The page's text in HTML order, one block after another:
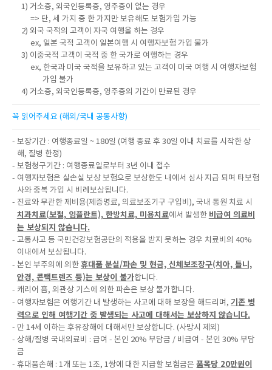
1) 거소증, 외국인등록증, 영주증이 없는 경우
=> 단, 세 가지 중 한 가지만 보유해도 보험가입 가능
2) 외국 국적의 고객이 자국 여행을 하는 경우
ex, 일본 국적 고객이 일본여행 시 여행자보험 가입 불가
3) 이중국적 고객이 국적 중 한 국가로 여행하는 경우
ex, 한국과 미국 국적을 보유하고 있는 고객이 미국 여행 시 여행자보험
가입 불가
4) 거소증, 외국인등록증, 영주증의 기간이 만료된 경우
꼭 읽어주세요 (해외/국내 공통사항)
- 보장기간 : 여행종료일 ~ 180일 (여행 종료 후 30일 이내 치료를 시작한 상
해, 질병 한정)
- 보험청구기간 : 여행종료일로부터 3년 이내 접수
- 여행자보험은 실손실 보상 보험으로 보상한도 내에서 심사 지급 되며 타보험
사와 중복 가입 시 비례보상됩니다.
- 진료와 무관한 제비용(제증명료, 의료보조기구 구입비), 국내 통원 치료 시
치과치료(보철, 임플란트), 한방치료, 미용치료에서 발생한 비급여 의료비
는 보상되지 않습니다.
- 교통사고 등 국민건강보험공단의 적용을 받지 못하는 경우 치료비의 40%
이내에서 보상됩니다.
- 본인 부주의에 의한휴대품 분실/파손 및 현금, 신체보조장구(치아, 틀니,
안경, 콘택트렌즈 등)는 보상이 불가합니다.
- 캐리어 흠, 외관상 기스에 의한 파손은 보상 불가합니다.
- 여행자보험은 여행기간 내 발생하는 사고에 대해 보장을 해드리며, 기존 병
력으로 인해 여행기간 중 발생되는 사고에 대해서는 보상하지 않습니다.
- 만 14세 이하는 후유장해에 대해서만 보상합니다. (사망시 제외)
- 상해/질병 국내의료비 : 급여 - 본인 20% 부담금 / 비급여 - 본인 30% 부담
금
- 휴대품손해 : 1개 또는 1조, 1쌍에 대한 지급할 보험금은 품목당 20만원이